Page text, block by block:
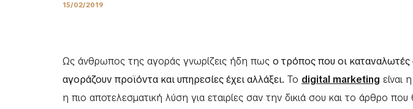
15/02/2019
Ως άνθρωπος της αγοράς γνωρίζεις ήδη πως ο τρόπος που οι καταναλωτές
αγοράζουν προϊόντα και υπηρεσίες έχει αλλάξει. Το digital marketing είναι
η πιο αποτελεσματική λύση για εταιρίες σαν την δικιά σου και το άρθρο που